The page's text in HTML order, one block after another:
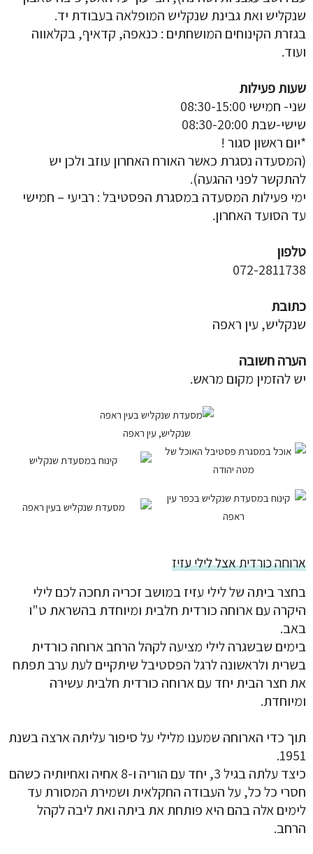
שנקליש ואת גבינת שנקליש המופלאה בעבודת יד.
בגזרת הקינוחים המושחתים : כנאפה, קדאיף, בקלאווה
ועוד.
שעות פעילות
שני- חמישי 08:30-15:00
שישי-שבת 08:30-20:00
*יום ראשון סגור !
(המסעדה נסגרת כאשר האורח האחרון עוזב ולכן יש
להתקשר לפני ההגעה).
ימי פעילות המסעדה במסגרת הפסטיבל : רביעי – חמישי
עד הסועד האחרון.
טלפון
072-2811738
כתובת
שנקליש, עין ראפה
הערה חשובה
יש להזמין מקום מראש.
שנקליש, עין ראפה
ארוחה כורדית אצל לילי עזיז
בחצר ביתה של לילי עזיז במושב זכריה תחכה לכם לילי
היקרה עם ארוחה כורדית חלבית ומיוחדת בהשראת ט"ו
באב.
בימים שבשגרה לילי מציעה לקהל הרחב ארוחה כורדית
בשרית ולראשונה לרגל הפסטיבל שיתקיים לעת ערב תפתח
את חצר הבית יחד עם ארוחה כורדית חלבית עשירה
ומיוחדת.
תוך כדי הארוחה שמענו מלילי על סיפור עליתה ארצה בשנת
1951.
כיצד עלתה בגיל 3, יחד עם הוריה ו-8 אחיה ואחיותיה כשהם
חסרי כל כל, על העבודה החקלאית ושמירת המסורת עד
לימים אלה בהם היא פותחת את ביתה ואת ליבה לקהל
הרחב.